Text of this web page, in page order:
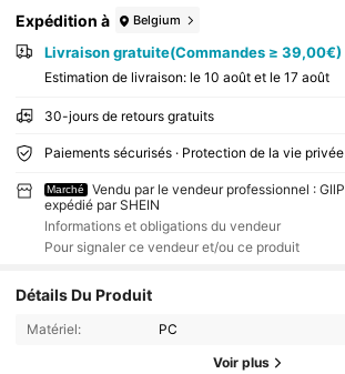
Expédition à Belgium
Livraison gratuite(Commandes ≥ 39,00€)
Estimation de livraison: le 10 août et le 17 août
30-jours de retours gratuits
Paiements sécurisés · Protection de la vie privée
Marché
Vendu par le vendeur professionnel :
expédié par SHEIN
Informations et obligations du vendeur
Pour signaler ce vendeur et/ou ce produit
Détails Du Produit
Matériel: PC
Voir plus